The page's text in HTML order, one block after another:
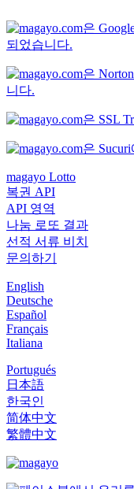
magayo Lotto
복권 API
API 영역
나눔 로또 결과
선적 서류 비치
문의하기
English
Deutsche
Español
Français
Italiana
Portugués
日本語
한국인
简体中文
繁體中文